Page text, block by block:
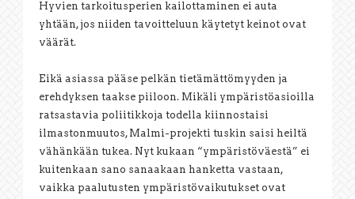
Hyvien tarkoitusperien kailottaminen ei auta
yhtään, jos niiden tavoitteluun käytetyt keinot ovat
väärät.
Eikä asiassa pääse pelkän tietämättömyyden ja
erehdyksen taakse piiloon. Mikäli ympäristöasioilla
ratsastavia poliitikkoja todella kiinnostaisi
ilmastonmuutos, Malmi-projekti tuskin saisi heiltä
vähänkään tukea. Nyt kukaan “ympäristöväestä” ei
kuitenkaan sano sanaakaan hanketta vastaan,
vaikka paalutusten ympäristövaikutukset ovat